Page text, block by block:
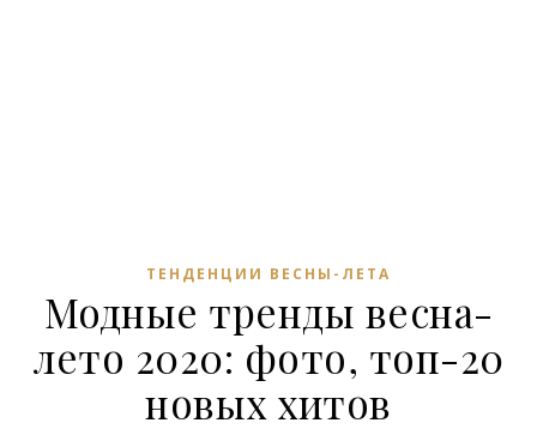
ТЕНДЕНЦИИ ВЕСНЫ-ЛЕТА
Модные тренды весна-
лето 2020: фото, топ-20
новых хитов